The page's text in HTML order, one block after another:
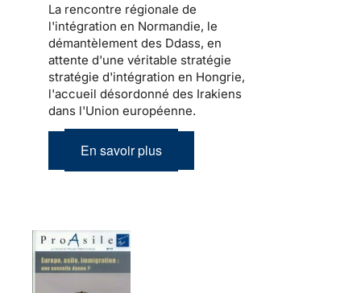
La rencontre régionale de
l'intégration en Normandie, le
démantèlement des Ddass, en
attente d'une véritable stratégie
stratégie d'intégration en Hongrie,
l'accueil désordonné des Irakiens
dans l'Union européenne.
En savoir plus